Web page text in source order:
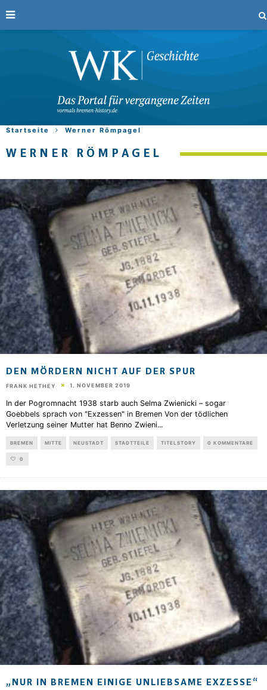
Startseite Werner Römpagel
WERNER RÖMPAGEL
DEN MÖRDERN NICHT AUF DER SPUR
FRANK HETHEY 1. NOVEMBER 2019
In der Pogromnacht 1938 starb auch Selma Zwienicki – sogar
Goebbels sprach von "Exzessen" in Bremen Von der tödlichen
Verletzung seiner Mutter hat Benno Zwieni...
BREMEN MITTE NEUSTADT STADTTEILE TITELSTORY 0 KOMMENTARE
0
„NUR IN BREMEN EINIGE UNLIEBSAME EXZESSE“